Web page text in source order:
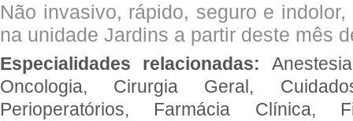
Não invasivo, rápido, seguro e
na unidade Jardins a partir deste mês
Especialidades relacionadas:
Oncologia, Cirurgia Geral,
Perioperatórios, Farmácia Clínica,